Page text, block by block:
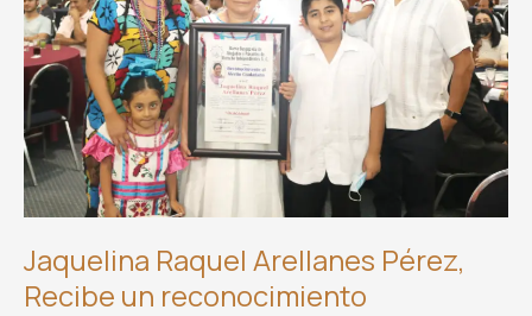
y
Moteles,
A.C.
Jaquelina Raquel Arellanes Pérez,
Recibe un reconocimiento